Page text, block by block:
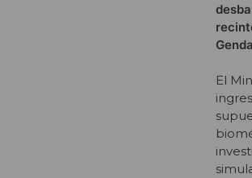
El